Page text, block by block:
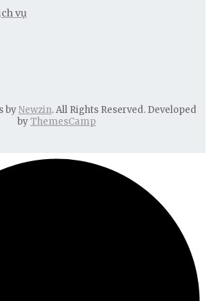
vụ
byNewzin. All Rights Reserved. Developed
byThemesCamp